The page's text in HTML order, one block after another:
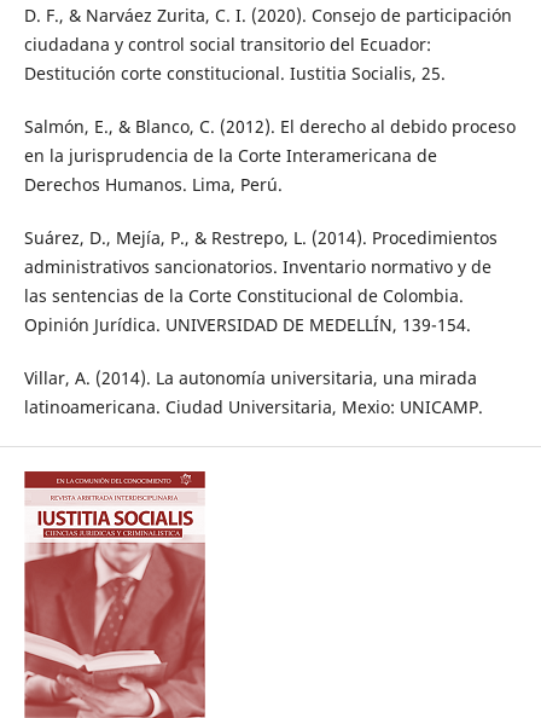
D. F., & Narváez Zurita, C. I. (2020). Consejo de participación
ciudadana y control social transitorio del Ecuador:
Destitución corte constitucional. Iustitia Socialis, 25.
Salmón, E., & Blanco, C. (2012). El derecho al debido proceso
en la jurisprudencia de la Corte Interamericana de
Derechos Humanos. Lima, Perú.
Suárez, D., Mejía, P., & Restrepo, L. (2014). Procedimientos
administrativos sancionatorios. Inventario normativo y de
las sentencias de la Corte Constitucional de Colombia.
Opinión Jurídica. UNIVERSIDAD DE MEDELLÍN, 139-154.
Villar, A. (2014). La autonomía universitaria, una mirada
latinoamericana. Ciudad Universitaria, Mexio: UNICAMP.